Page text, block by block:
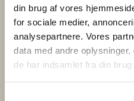
din brug af vores
for sociale medier,
analysepartnere. Vores
data med andre
de har indsamlet fra din
Kvalitet gør en
Nøgleordet for vores
smagsoplevelse. Vi